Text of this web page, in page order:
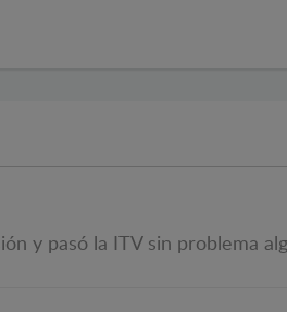
y pasó la ITV sin problema